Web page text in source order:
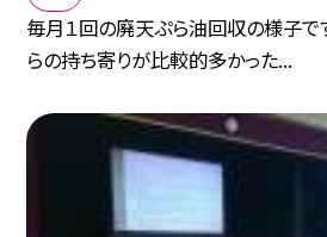
毎月１回の廃天ぷら油回収の様子で
らの持ち寄りが比較的多かった...